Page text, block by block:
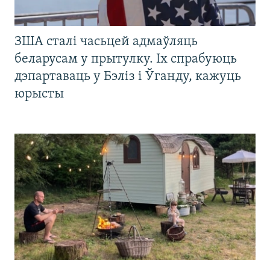
ЗША сталі часьцей адмаўляць
беларусам у прытулку. Іх спрабуюць
дэпартаваць у Бэліз і Ўганду, кажуць
юрысты